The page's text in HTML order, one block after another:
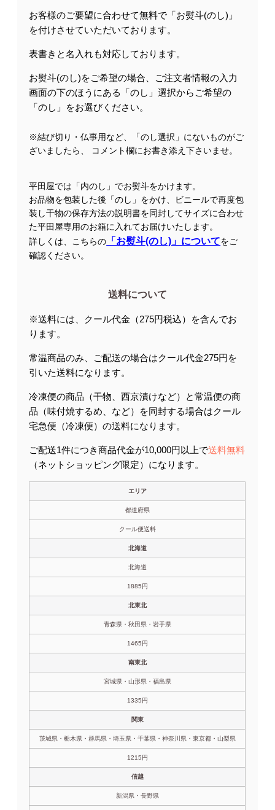
お客様のご要望に合わせて無料で「お熨斗(のし)」
を付けさせていただいております。
表書きと名入れも対応しております。
お熨斗(のし)をご希望の場合、ご注文者情報の入力
画面の下のほうにある「のし」選択からご希望の
「のし」をお選びください。
※結び切り・仏事用など、「のし選択」にないものがご
ざいましたら、 コメント欄にお書き添え下さいませ。
平田屋では「内のし」でお熨斗をかけます。
お品物を包装した後「のし」をかけ、ビニールで再度包
装し干物の保存方法の説明書を同封してサイズに合わせ
た平田屋専用のお箱に入れてお届けいたします。
詳しくは、こちらの 「お熨斗(のし)」についてをご
確認ください。
送料について
※送料には、クール代金（275円税込）を含んでお
ります。
常温商品のみ、ご配送の場合はクール代金275円を
引いた送料になります。
冷凍便の商品（干物、西京漬けなど）と常温便の商
品（味付焼するめ、など）を同封する場合はクール
宅急便（冷凍便）の送料になります。
ご配送1件につき商品代金が10,000円以上で送料無料
（ネットショッピング限定）になります。
エリア
都道府県
クール便送料
北海道
北海道
1885円
北東北
青森県・秋田県・岩手県
1465円
南東北
宮城県・山形県・福島県
1335円
関東
茨城県・栃木県・群馬県・埼玉県・千葉県・神奈川県・東京都・山梨県
1215円
信越
新潟県・長野県